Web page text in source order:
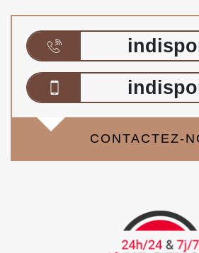
CONTACTEZ-